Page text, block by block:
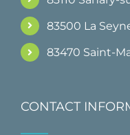
83500 La
83470 Saint-
CONTACT